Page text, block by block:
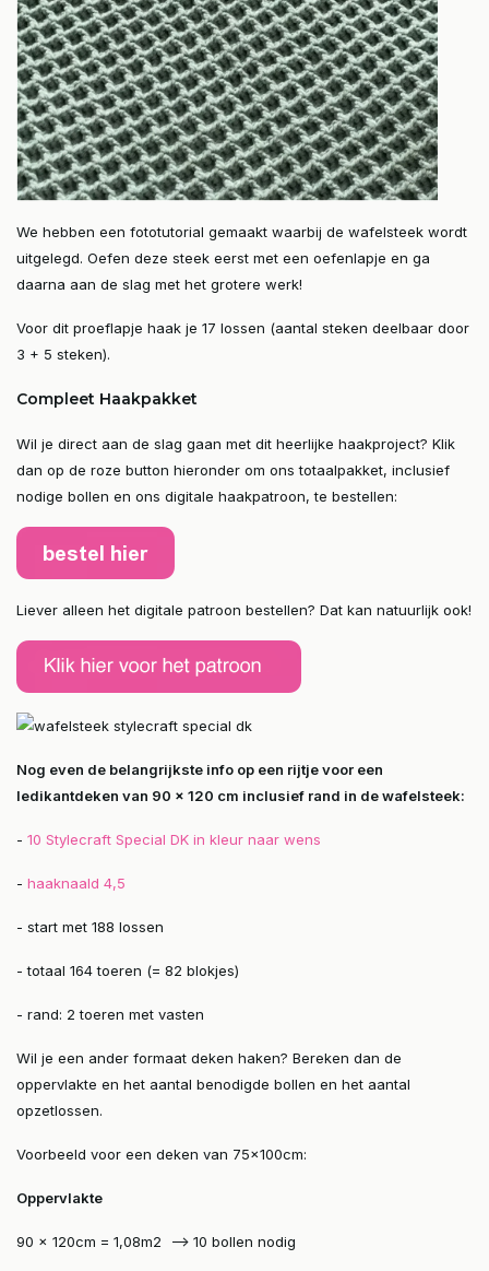
We hebben een fototutorial gemaakt waarbij de wafelsteek wordt
uitgelegd. Oefen deze steek eerst met een oefenlapje en ga
daarna aan de slag met het grotere werk!
Voor dit proeflapje haak je 17 lossen (aantal steken deelbaar door
3 + 5 steken).
Compleet Haakpakket
Wil je direct aan de slag gaan met dit heerlijke haakproject? Klik
dan op de roze button hieronder om ons totaalpakket, inclusief
nodige bollen en ons digitale haakpatroon, te bestellen:
Liever alleen het digitale patroon bestellen? Dat kan natuurlijk ook!
Nog even de belangrijkste info op een rijtje voor een
ledikantdeken van 90 x 120 cm inclusief rand in de wafelsteek:
- 10 Stylecraft Special DK in kleur naar wens
- haaknaald 4,5
- start met 188 lossen
- totaal 164 toeren (= 82 blokjes)
- rand: 2 toeren met vasten
Wil je een ander formaat deken haken? Bereken dan de
oppervlakte en het aantal benodigde bollen en het aantal
opzetlossen.
Voorbeeld voor een deken van 75x100cm:
Oppervlakte
90 x 120cm = 1,08m2 --> 10 bollen nodig